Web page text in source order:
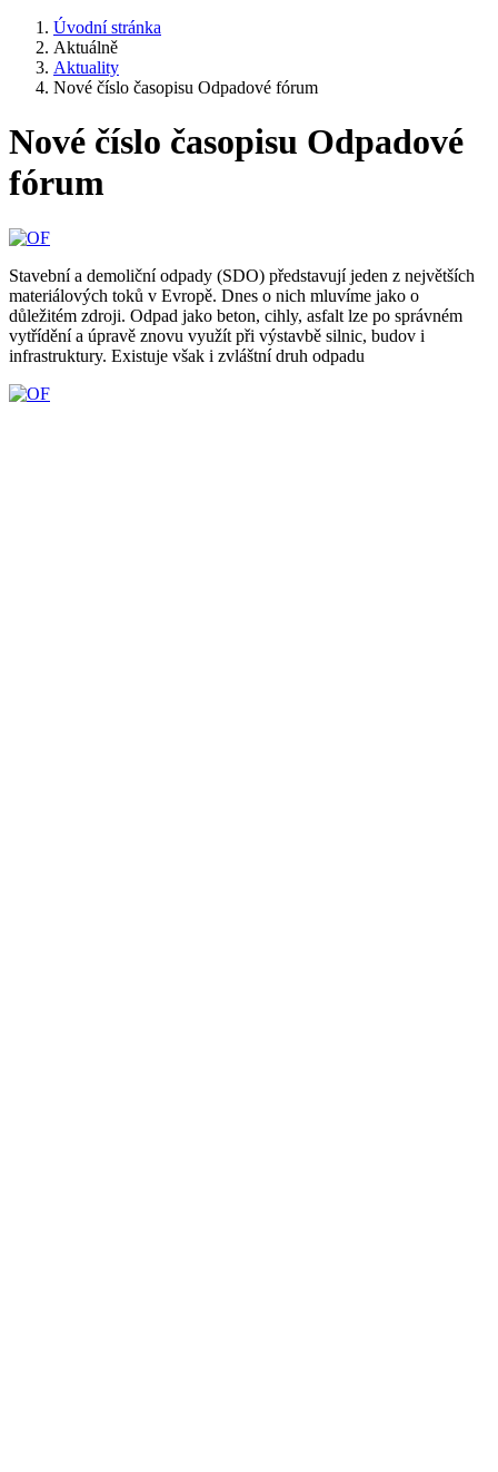
Úvodní stránka
Aktuálně
Aktuality
Nové číslo časopisu Odpadové fórum
Nové číslo časopisu Odpadové
fórum
Stavební a demoliční odpady (SDO) představují jeden z největších
materiálových toků v Evropě. Dnes o nich mluvíme jako o
důležitém zdroji. Odpad jako beton, cihly, asfalt lze po správném
vytřídění a úpravě znovu využít při výstavbě silnic, budov i
infrastruktury. Existuje však i zvláštní druh odpadu